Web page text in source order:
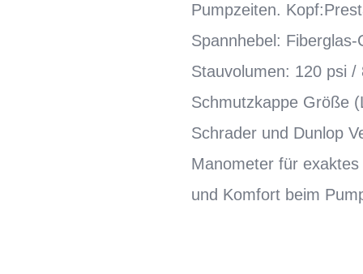
Pumpzeiten.
Spannhebel:
Stauvolumen: 120 psi
Schmutzkappe Größe
Schrader und Dunlop
Manometer für
und Komfort beim